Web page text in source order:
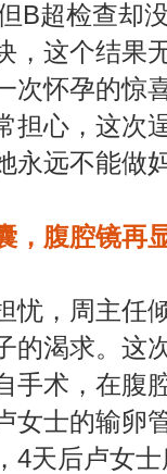
B超检查却
，这个结果
次怀孕的惊
担心，这次
永远不能做
，腹腔镜再
，周主任
的渴求。这
手术，在腹
女士的输卵
4天后卢女